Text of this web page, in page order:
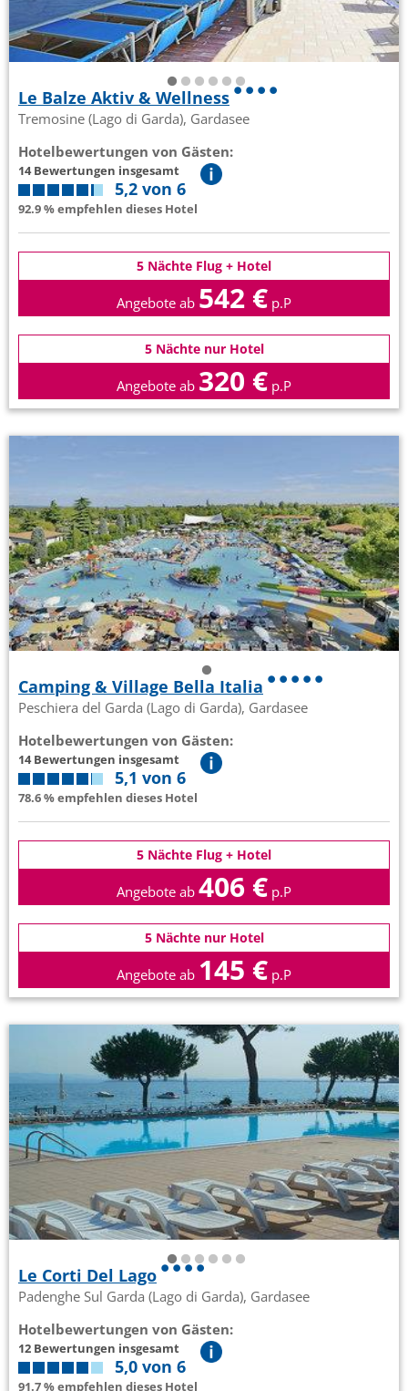
Le Balze Aktiv & Wellness
Tremosine (Lago di Garda), Gardasee
Hotelbewertungen von Gästen:
14 Bewertungen insgesamt
5,2 von 6
92.9 % empfehlen dieses Hotel
5 Nächte Flug + Hotel
Angebote ab 542 € p.P
5 Nächte nur Hotel
Angebote ab 320 € p.P
Camping & Village Bella Italia
Peschiera del Garda (Lago di Garda), Gardasee
Hotelbewertungen von Gästen:
14 Bewertungen insgesamt
5,1 von 6
78.6 % empfehlen dieses Hotel
5 Nächte Flug + Hotel
Angebote ab 406 € p.P
5 Nächte nur Hotel
Angebote ab 145 € p.P
Le Corti Del Lago
Padenghe Sul Garda (Lago di Garda), Gardasee
Hotelbewertungen von Gästen:
12 Bewertungen insgesamt
5,0 von 6
91.7 % empfehlen dieses Hotel